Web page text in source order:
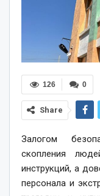
0
126
Share
Залогом
скопления
инструкций, а
персонала и